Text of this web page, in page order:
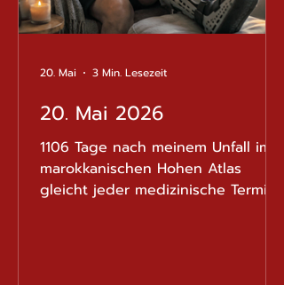
20. Mai 2026
1106 Tage nach meinem Unfall im
marokkanischen Hohen Atlas
gleicht jeder medizinische Termin
20. Mai 3 Min. Lesezeit